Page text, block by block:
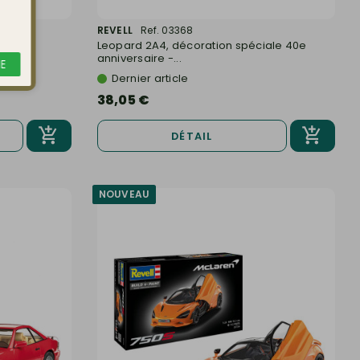
REVELL Ref. 03368
Leopard 2A4, décoration spéciale 40e
anniversaire -...
Dernier article
38,05 €
DÉTAIL
NOUVEAU